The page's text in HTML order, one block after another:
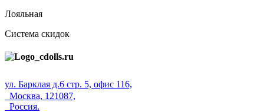
Лояльная
Система скидок
ул. Барклая д.6 стр. 5, офис 116,
Москва, 121087,
Россия.